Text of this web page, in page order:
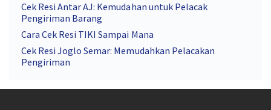
Cek Resi Antar AJ: Kemudahan untuk Pelacak
Pengiriman Barang
Cara Cek Resi TIKI Sampai Mana
Cek Resi Joglo Semar: Memudahkan Pelacakan
Pengiriman